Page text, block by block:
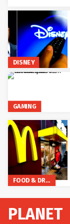
DISNEY
GAMING
FOOD & DRINKS
PLANET